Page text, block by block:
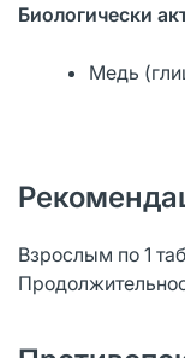
Биологически
Медь
Взрослым по 1